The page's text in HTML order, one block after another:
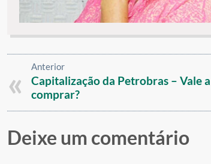
Anterior
Capitalização da Petrobras – Vale
comprar?
Deixe um comentário